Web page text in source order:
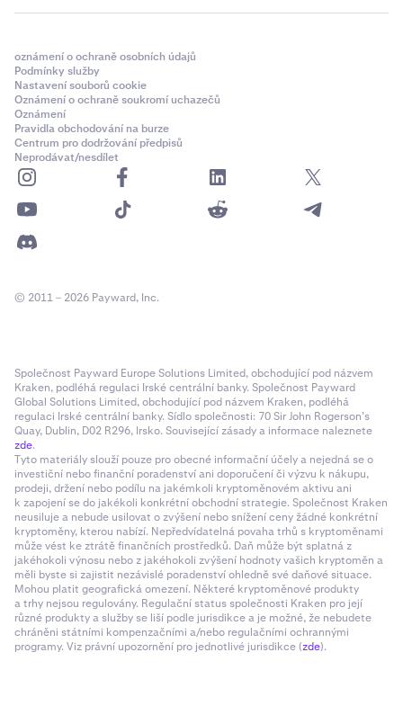
oznámení o ochraně osobních údajů
Podmínky služby
Nastavení souborů cookie
Oznámení o ochraně soukromí uchazečů
Oznámení
Pravidla obchodování na burze
Centrum pro dodržování předpisů
Neprodávat/nesdílet
© 2011 – 2026 Payward, Inc.
Společnost Payward Europe Solutions Limited, obchodující pod názvem
Kraken, podléhá regulaci Irské centrální banky. Společnost Payward
Global Solutions Limited, obchodující pod názvem Kraken, podléhá
regulaci Irské centrální banky. Sídlo společnosti: 70 Sir John Rogerson’s
Quay, Dublin, D02 R296, Irsko. Související zásady a informace naleznete
zde.
Tyto materiály slouží pouze pro obecné informační účely a nejedná se o
investiční nebo finanční poradenství ani doporučení či výzvu k nákupu,
prodeji, držení nebo podílu na jakémkoli kryptoměnovém aktivu ani
k zapojení se do jakékoli konkrétní obchodní strategie. Společnost Kraken
neusiluje a nebude usilovat o zvýšení nebo snížení ceny žádné konkrétní
kryptoměny, kterou nabízí. Nepředvídatelná povaha trhů s kryptoměnami
může vést ke ztrátě finančních prostředků. Daň může být splatná z
jakéhokoli výnosu nebo z jakéhokoli zvýšení hodnoty vašich kryptoměn a
měli byste si zajistit nezávislé poradenství ohledně své daňové situace.
Mohou platit geografická omezení. Některé kryptoměnové produkty
a trhy nejsou regulovány. Regulační status společnosti Kraken pro její
různé produkty a služby se liší podle jurisdikce a je možné, že nebudete
chráněni státními kompenzačními a/nebo regulačními ochrannými
programy. Viz právní upozornění pro jednotlivé jurisdikce (zde).